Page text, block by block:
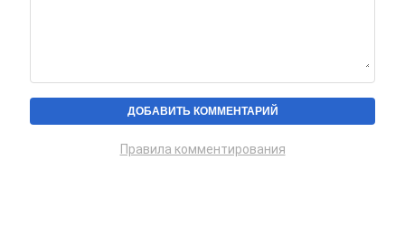
Правила комментирования